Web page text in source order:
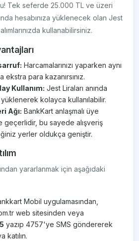
Tek seferde 25.000 TL ve üzeri
hesabınıza yüklenecek olan Jest
kullanabilirsiniz.
Harcamalarınızı yaparken aynı
ekstra para kazanırsınız.
Kullanım: Jest Liraları anında
yüklenerek kolayca kullanılabilir.
Ağı: BankKart anlaşmalı üye
geçerlidir, bu sayede alışveriş
yerler oldukça geniştir.
yararlanmak için aşağıdaki
Mobil uygulamasından,
web sitesinden veya
yazıp 4757'ye SMS göndererek
katılın.